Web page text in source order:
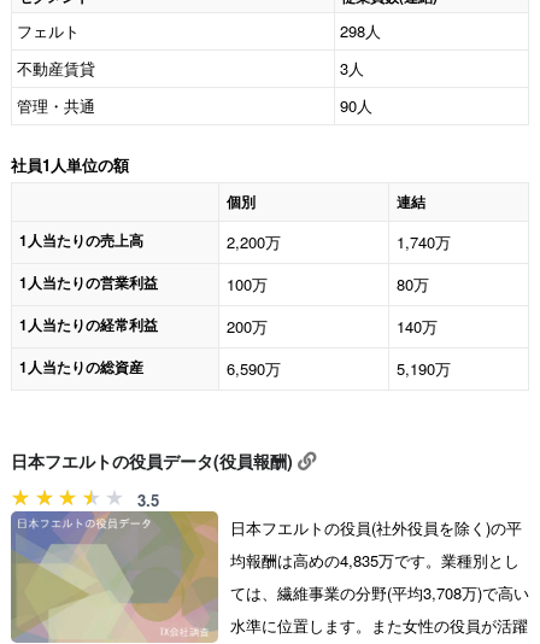
フェルト
298人
不動産賃貸
3人
管理・共通
90人
社員1人単位の額
個別
連結
1人当たりの売上高
2,200万 1,740万
1人当たりの営業利益 100万 80万
1人当たりの経常利益 200万 140万
1人当たりの総資産 6,590万 5,190万
日本フエルトの役員データ(役員報酬)
3.5
日本フエルトの役員(社外役員を除く)の平
均報酬は高めの4,835万です。業種別とし
ては、繊維事業の分野(平均3,708万)で高い
水準に位置します。また女性の役員が活躍